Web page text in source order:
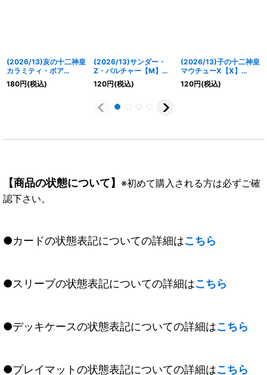
(2026/13)亥の十二神皇
カラミティ・ボア
X【X】{BS76-X12}
《青》
180円(税込)
(2026/13)サンダー・
Z・バルチャー【M】
{BS76-005}《赤》
120円(税込)
(2026/13)子の十二神皇
マウチューX【X】
{BS76-X10}《黄》
120円(税込)
【商品の状態について】 ※初めて購入される方は必ずご確
認下さい。
●カードの状態表記についての詳細はこちら
●スリーブの状態表記についての詳細はこちら
●デッキケースの状態表記についての詳細はこちら
●プレイマットの状態表記についての詳細はこちら